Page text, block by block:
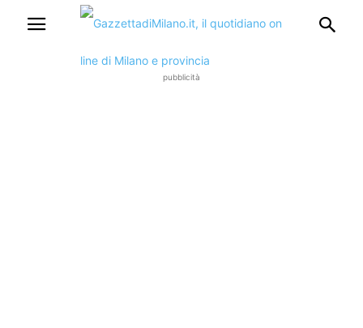
pubblicità